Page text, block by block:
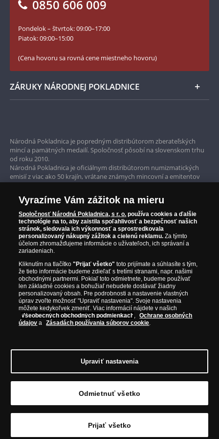
Vložiť do košíka
Numizmatické novinky
Facebook Národnej Pokladnice
YouTube Národnej Pokladnice
0850 606 009
Pondelok – štvrtok: 09:00–17:00
Piatok: 09:00–15:00
(Cena hovoru sa rovná cene miestneho hovoru)
ZÁRUKY NÁRODNEJ POKLADNICE
Garancia najvyššej kvality
Iba originálne produkty
Národná Pokladnica je popredným distribútorom zberateľských
mincí a pamätných medailí. Spoločnosť pôsobí na slovenskom trhu
od roku 2010.
Národná Pokladnica je oficiálnym distribútorom numizmatických
emisií z viac ako 50 krajín, vrátane známych mincovní a emitentov
ako je Britská kráľovská mincovňa, Kráľovská kanadská mincovňa,
Parížska mincovňa, Nórska mincovňa, Fínska mincovňa alebo
Austrálska mincovňa Perth. Spoločnosť svojim zákazníkom a
zberateľom garantuje, že všetky produkty sú v originálnej a v
prvotriednej kvalite, čo je doložené aj priloženým Certifikátom
autentickosti.
© Copyright 2026 - Národná Pokladnica, s. r. o.; Námestie Mateja Korvína 1,
www.narodnapokladnica.sk; IČO: 45 480 206, DIČ: SK2023004302
Upraviť nastavenie súborov cookie môžetekliknutím na tento
odkaz.
Vyrazíme Vám zážitok na mieru
Spoločnosť Národná Pokladnica, s r. o. používa cookies a ďalšie
technológie na to, aby zaistila spoľahlivosť a bezpečnosť našich
stránok, sledovala ich výkonnosť a sprostredkovala
personalizovaný nákupný zážitok a cielenú reklamu. Za týmto
účelom zhromažďujeme informácie o užívateľoch, ich správaní a
zariadeniach.
Kliknutím na tlačítko"Prijať všetko" toto prijímate a súhlasíte s tým,
že tieto informácie budeme zdieľať s tretími stranami, napr. našimi
obchodnými partnermi. Pokiaľ toto odmietnete, budeme používať
len základné cookies a bohužiaľ nebudete dostávať žiadny
personalizovaný obsah. Pre podrobnosti a nastavenie vlastných
úprav zvoľte možnosť "Upraviť nastavenia". Svoje nastavenia
môžete kedykoľvek zmeniť. Viac informácií nájdete v našich
Všeobecných obchodných podmienkach ,
Ochrane osobných
údajov a Zásadách používania súborov cookie.
Upraviť nastavenia
Odmietnuť všetko
Prijať všetko